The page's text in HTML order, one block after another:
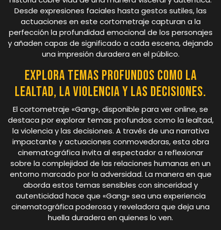
Desde expresiones faciales hasta gestos sutiles, las
actuaciones en este cortometraje capturan a la
perfección la profundidad emocional de los personajes
y añaden capas de significado a cada escena, dejando
una impresión duradera en el público.
Explora temas profundos como la
lealtad, la violencia y las decisiones.
El cortometraje «Gang», disponible para ver online, se
destaca por explorar temas profundos como la lealtad,
la violencia y las decisiones. A través de una narrativa
impactante y actuaciones conmovedoras, esta obra
cinematográfica invita al espectador a reflexionar
sobre la complejidad de las relaciones humanas en un
entorno marcado por la adversidad. La manera en que
aborda estos temas sensibles con sinceridad y
autenticidad hace que «Gang» sea una experiencia
cinematográfica poderosa y reveladora que deja una
huella duradera en quienes lo ven.